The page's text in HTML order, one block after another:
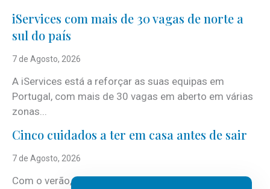
iServices com mais de 30 vagas de norte a
sul do país
7 de Agosto, 2026
A iServices está a reforçar as suas equipas em
Portugal, com mais de 30 vagas em aberto em várias
zonas...
Cinco cuidados a ter em casa antes de sair
7 de Agosto, 2026
Com o verão, chegam também as férias, os fins-de-